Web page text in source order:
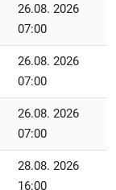
26.08. 2026
07:00
26.08. 2026
07:00
26.08. 2026
07:00
28.08. 2026
16:00